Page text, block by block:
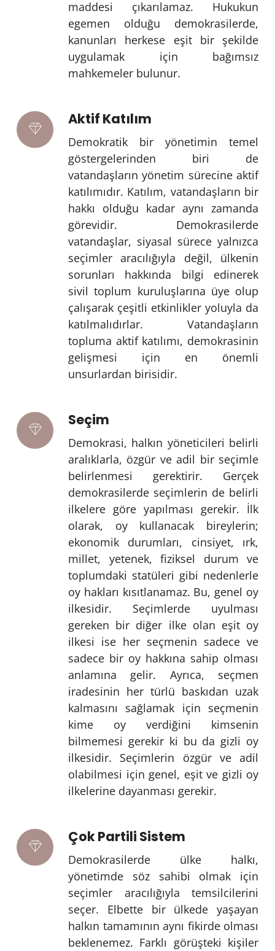
maddesi çıkarılamaz. Hukukun
egemen olduğu demokrasilerde,
kanunları herkese eşit bir şekilde
uygulamak için bağımsız
mahkemeler bulunur.
Aktif Katılım
Demokratik bir yönetimin temel
göstergelerinden biri de
vatandaşların yönetim sürecine aktif
katılımıdır. Katılım, vatandaşların bir
hakkı olduğu kadar aynı zamanda
görevidir. Demokrasilerde
vatandaşlar, siyasal sürece yalnızca
seçimler aracılığıyla değil, ülkenin
sorunları hakkında bilgi edinerek
sivil toplum kuruluşlarına üye olup
çalışarak çeşitli etkinlikler yoluyla da
katılmalıdırlar. Vatandaşların
topluma aktif katılımı, demokrasinin
gelişmesi için en önemli
unsurlardan birisidir.
Seçim
Demokrasi, halkın yöneticileri belirli
aralıklarla, özgür ve adil bir seçimle
belirlenmesi gerektirir. Gerçek
demokrasilerde seçimlerin de belirli
ilkelere göre yapılması gerekir. İlk
olarak, oy kullanacak bireylerin;
ekonomik durumları, cinsiyet, ırk,
millet, yetenek, fiziksel durum ve
toplumdaki statüleri gibi nedenlerle
oy hakları kısıtlanamaz. Bu, genel oy
ilkesidir. Seçimlerde uyulması
gereken bir diğer ilke olan eşit oy
ilkesi ise her seçmenin sadece ve
sadece bir oy hakkına sahip olması
anlamına gelir. Ayrıca, seçmen
iradesinin her türlü baskıdan uzak
kalmasını sağlamak için seçmenin
kime oy verdiğini kimsenin
bilmemesi gerekir ki bu da gizli oy
ilkesidir. Seçimlerin özgür ve adil
olabilmesi için genel, eşit ve gizli oy
ilkelerine dayanması gerekir.
Çok Partili Sistem
Demokrasilerde ülke halkı,
yönetimde söz sahibi olmak için
seçimler aracılığıyla temsilcilerini
seçer. Elbette bir ülkede yaşayan
halkın tamamının aynı fikirde olması
beklenemez. Farklı görüşteki kişiler